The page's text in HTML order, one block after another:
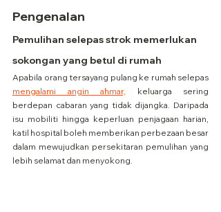
Pengenalan
Pemulihan selepas strok memerlukan
sokongan yang betul di rumah
mengalami angin ahmar,
keluarga sering
berdepan cabaran yang tidak dijangka. Daripada
isu mobiliti hingga keperluan penjagaan harian,
katil hospital boleh memberikan perbezaan besar
dalam mewujudkan persekitaran pemulihan yang
lebih selamat dan menyokong.